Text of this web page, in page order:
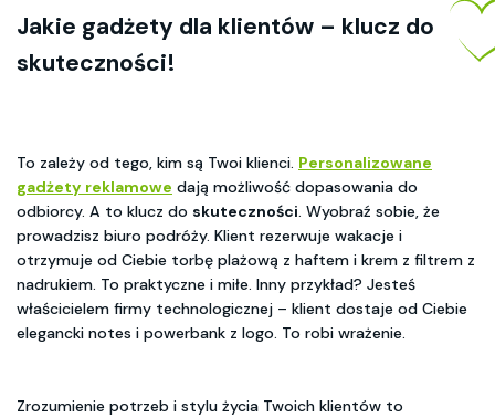
Jakie gadżety dla klientów – klucz do
skuteczności!
To zależy od tego, kim są Twoi klienci. Personalizowane
gadżety reklamowe dają możliwość dopasowania do
odbiorcy. A to klucz do skuteczności. Wyobraź sobie, że
prowadzisz biuro podróży. Klient rezerwuje wakacje i
otrzymuje od Ciebie torbę plażową z haftem i krem z filtrem z
nadrukiem. To praktyczne i miłe. Inny przykład? Jesteś
właścicielem firmy technologicznej – klient dostaje od Ciebie
elegancki notes i powerbank z logo. To robi wrażenie.
Zrozumienie potrzeb i stylu życia Twoich klientów to